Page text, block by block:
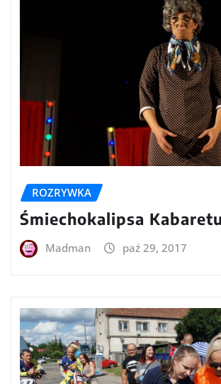
ROZRYWKA
Śmiechokalipsa
Madman paź 29, 2017